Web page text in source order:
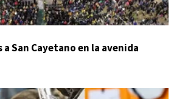
San Cayetano en la avenida